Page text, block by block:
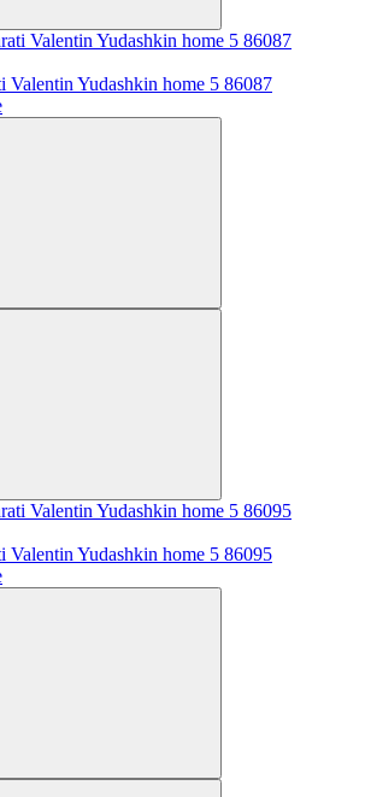
Yudashkin home 5 86087
Yudashkin home 5 86095